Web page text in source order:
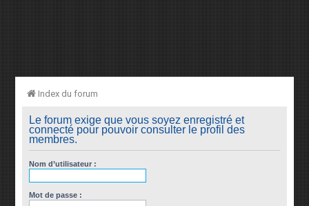
Index du forum
Le forum exige que vous soyez enregistré et
connecté pour pouvoir consulter le profil des
membres.
Nom d’utilisateur :
Mot de passe :